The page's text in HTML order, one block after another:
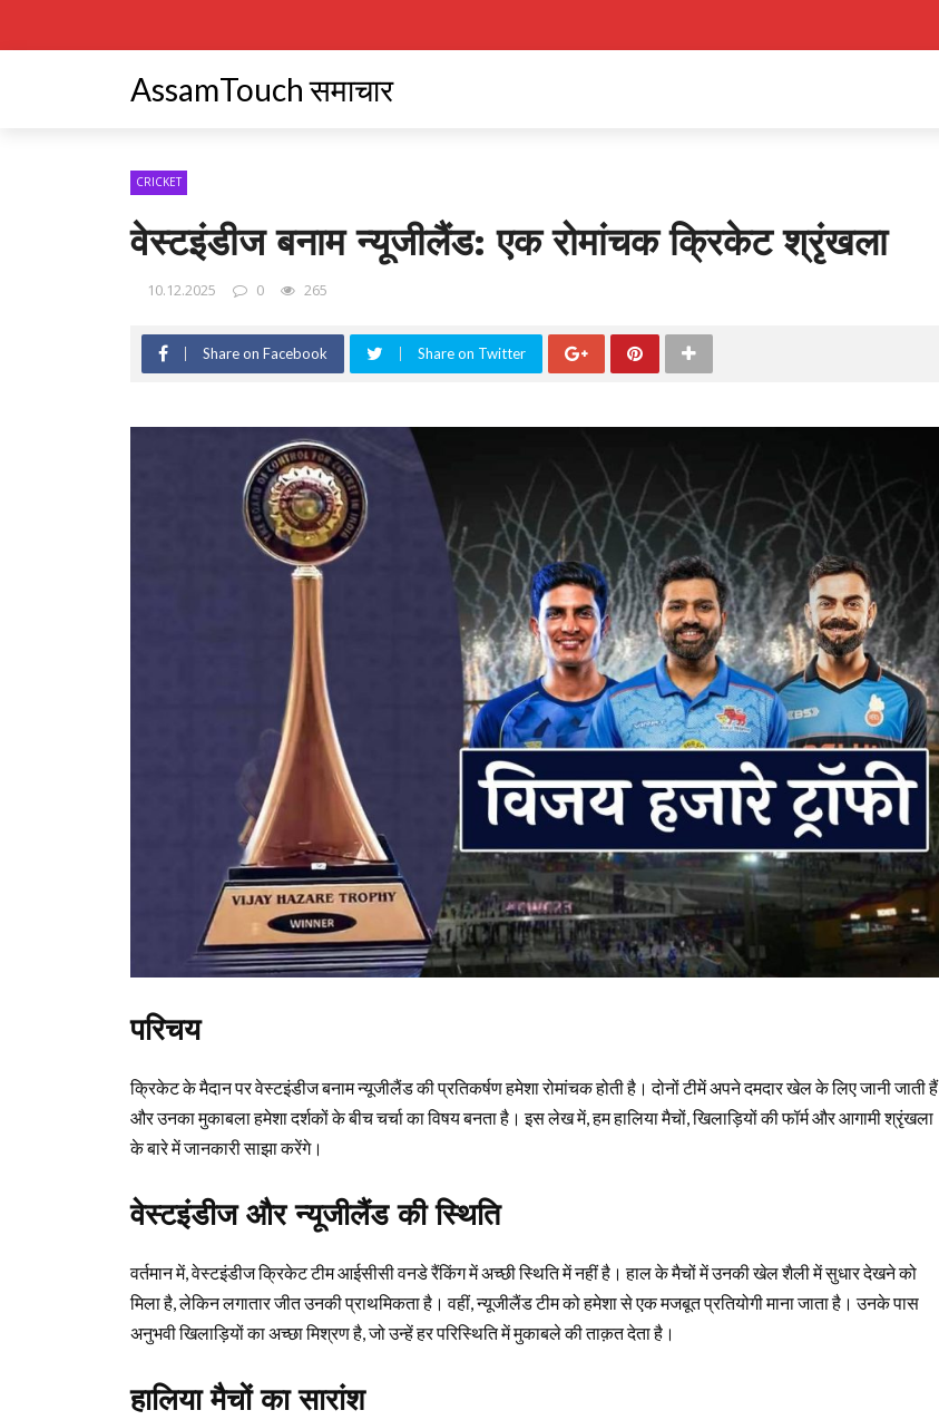
AssamTouch समाचार
CRICKET
वेस्टइंडीज बनाम न्यूजीलैंड: एक रोमांचक क्रिकेट श्रृंखला
10.12.2025 0 265
Share on Facebook Share on Twitter
परिचय
क्रिकेट के मैदान पर वेस्टइंडीज बनाम न्यूजीलैंड की प्रतिकर्षण हमेशा रोमांचक होती है। दोनों टीमें अपने दमदार खेल के लिए जानी जाती हैं
और उनका मुकाबला हमेशा दर्शकों के बीच चर्चा का विषय बनता है। इस लेख में, हम हालिया मैचों, खिलाड़ियों की फॉर्म और आगामी श्रृंखला
के बारे में जानकारी साझा करेंगे।
वेस्टइंडीज और न्यूजीलैंड की स्थिति
वर्तमान में, वेस्टइंडीज क्रिकेट टीम आईसीसी वनडे रैंकिंग में अच्छी स्थिति में नहीं है। हाल के मैचों में उनकी खेल शैली में सुधार देखने को
मिला है, लेकिन लगातार जीत उनकी प्राथमिकता है। वहीं, न्यूजीलैंड टीम को हमेशा से एक मजबूत प्रतियोगी माना जाता है। उनके पास
अनुभवी खिलाड़ियों का अच्छा मिश्रण है, जो उन्हें हर परिस्थिति में मुकाबले की ताक़त देता है।
हालिया मैचों का सारांश